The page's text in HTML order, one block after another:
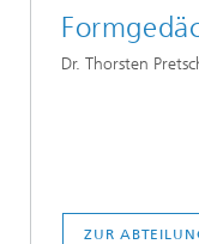
Dr. Thorsten
ZUR